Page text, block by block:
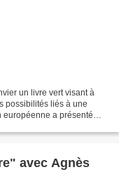
un livre vert visant à
possibilités liés à une
a présenté
avec Agnès